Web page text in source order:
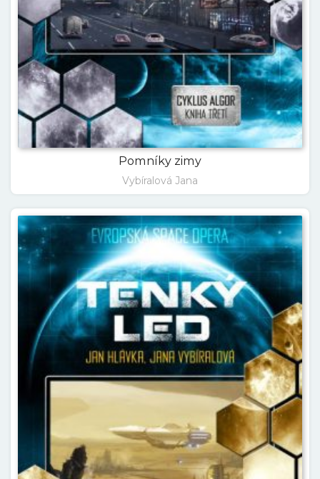
Pomníky zimy
Vybíralová Jana